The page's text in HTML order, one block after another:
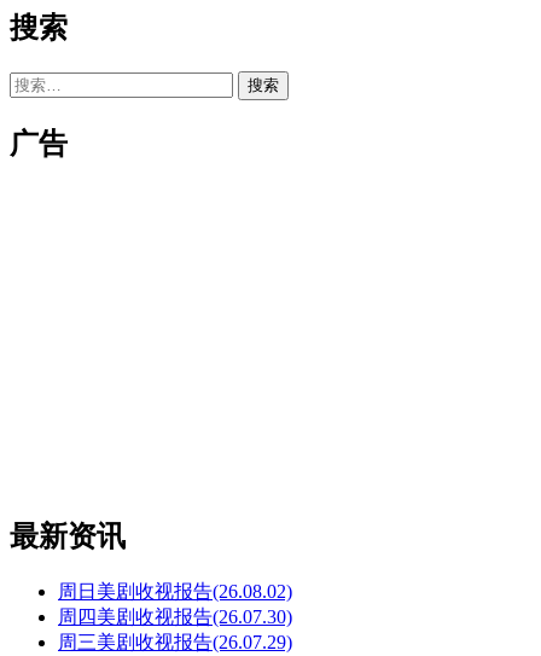
搜索
搜
广告
最新资讯
周日美剧收视报告(26.08.02)
周四美剧收视报告(26.07.30)
周三美剧收视报告(26.07.29)